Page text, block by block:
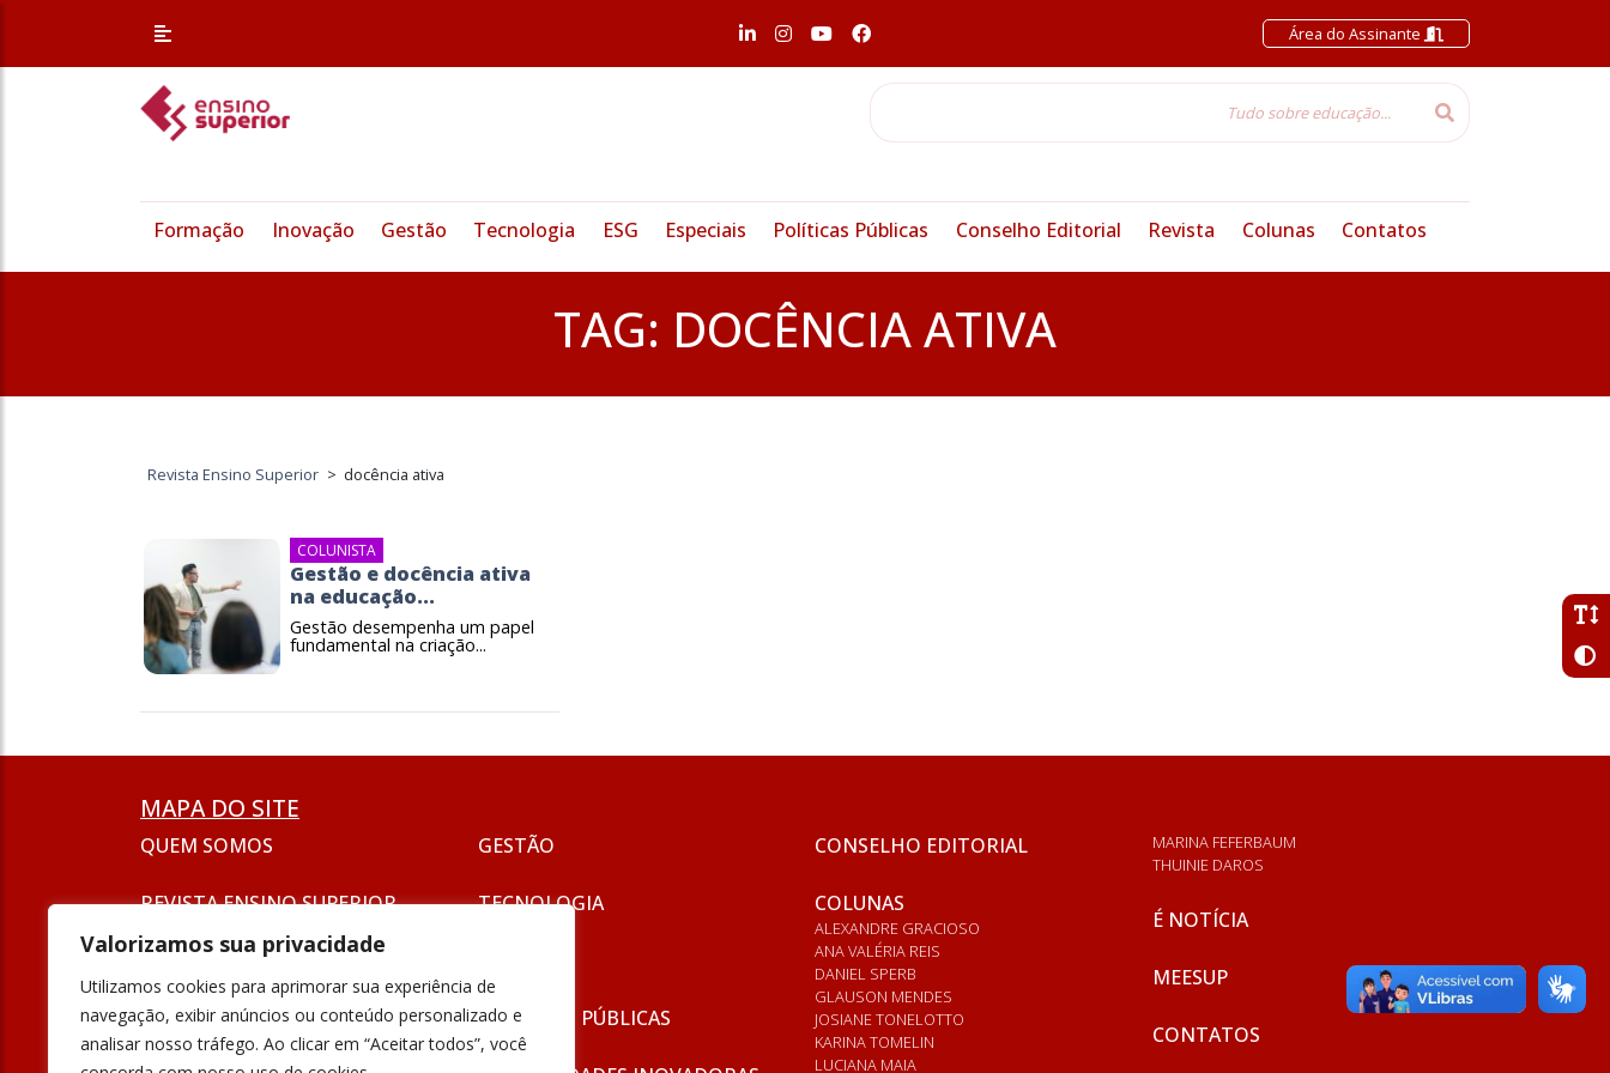
Valorizamos sua privacidade
Utilizamos cookies para aprimorar sua experiência de
navegação, exibir anúncios ou conteúdo personalizado e
analisar nosso tráfego. Ao clicar em “Aceitar todos”, você
Área do Assinante
Formação Inovação Gestão Tecnologia ESG Especiais Políticas Públicas Conselho Editorial Revista Colunas Contatos
TAG: DOCÊNCIA ATIVA
Revista Ensino Superior > docência ativa
COLUNISTA
Gestão e docência ativa
na educação...
Gestão desempenha um papel
fundamental na criação...
MAPA DO SITE
QUEM SOMOS
REVISTA ENSINO SUPERIOR
SEJA UM ANUNCIANTE
FORMAÇÃO
INOVAÇÃO
GESTÃO
TECNOLOGIA
POLÍTICAS PÚBLICAS
CONSELHO EDITORIAL
COLUNAS
ALEXANDRE GRACIOSO
ANA VALÉRIA REIS
DANIEL SPERB
GLAUSON MENDES
JOSIANE TONELOTTO
KARINA TOMELIN
LUCIANA MAIA
MARINA FEFERBAUM
THUINIE DAROS
É NOTÍCIA
MEESUP
CONTATOS